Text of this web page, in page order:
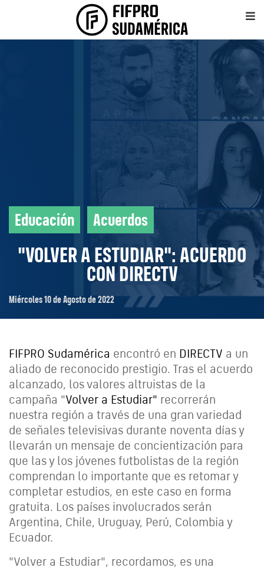
Educación Acuerdos
"VOLVER A ESTUDIAR": ACUERDO
CON DIRECTV
Miércoles 10 de Agosto de 2022
FIFPRO Sudamérica encontró en DIRECTV a un
aliado de reconocido prestigio. Tras el acuerdo
alcanzado, los valores altruistas de la
campaña "Volver a Estudiar" recorrerán
nuestra región a través de una gran variedad
de señales televisivas durante noventa días y
llevarán un mensaje de concientización para
que las y los jóvenes futbolistas de la región
comprendan lo importante que es retomar y
completar estudios, en este caso en forma
gratuita. Los países involucrados serán
Argentina, Chile, Uruguay, Perú, Colombia y
Ecuador.
"Volver a Estudiar", recordamos, es una